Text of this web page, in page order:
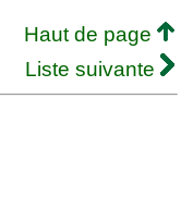
Haut de page
Liste suivante